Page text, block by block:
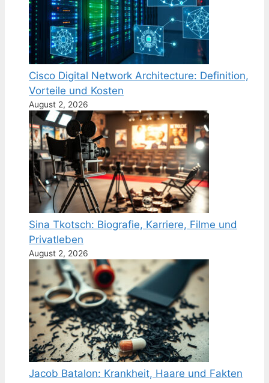
Cisco Digital Network Architecture: Definition,
Vorteile und Kosten
August 2, 2026
Sina Tkotsch: Biografie, Karriere, Filme und
Privatleben
August 2, 2026
Jacob Batalon: Krankheit, Haare und Fakten